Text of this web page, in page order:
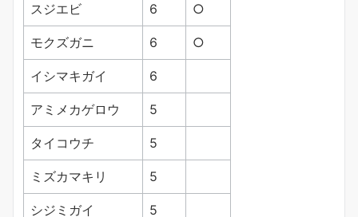
スジエビ 6 ○
モクズガニ 6 ○
イシマキガイ 6
アミメカゲロウ 5
タイコウチ 5
ミズカマキリ 5
シジミガイ 5